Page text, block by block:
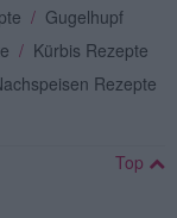
/ Gugelhupf
/ Kürbis Rezepte
Rezepte
Top